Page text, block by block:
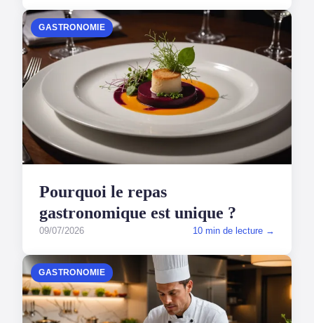
GASTRONOMIE
Pourquoi le repas
gastronomique est unique ?
09/07/2026 10 min de lecture →
GASTRONOMIE